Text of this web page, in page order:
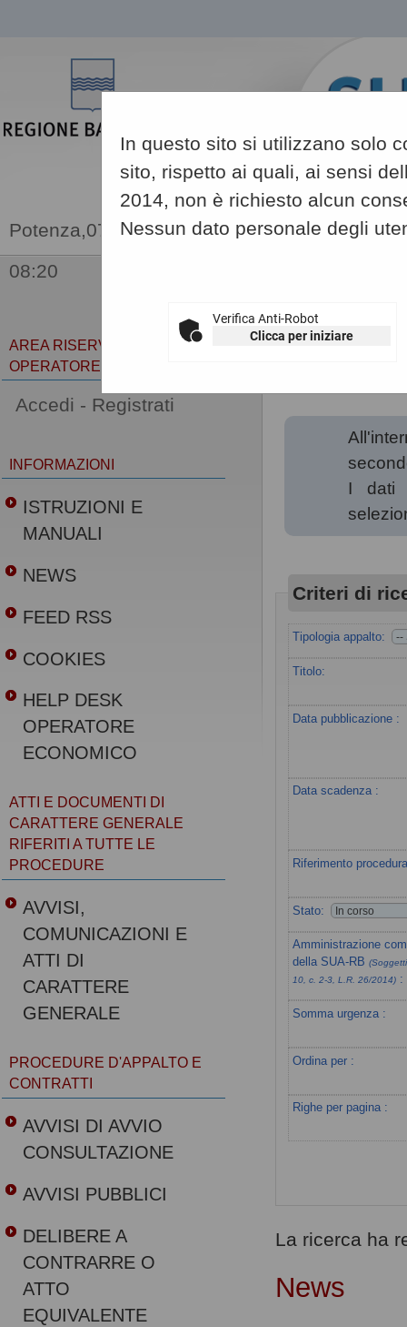
07/08/2026
08:20
Sei qui:
In questo sito si utilizzano solo
sito, rispetto ai quali, ai sensi
2014, non è richiesto alcun
Nessun dato personale degli
Verifica Anti-Robot
Clicca per iniziare
I dati
Criteri di
Tipologia appalto:
Titolo:
Data pubblicazione :
Data scadenza :
Riferimento
Stato:
Amministrazione
della SUA-RB
10, c. 2-3, L.R. 26/2014):
Somma urgenza :
Ordina per :
Righe per pagina :
La ricerca ha
News
AREA RISERVATA
OPERATORE ECONOMICO
Accedi - Registrati
INFORMAZIONI
ISTRUZIONI E
MANUALI
NEWS
FEED RSS
COOKIES
HELP DESK
OPERATORE
ECONOMICO
ATTI E DOCUMENTI DI
CARATTERE GENERALE
RIFERITI A TUTTE LE
PROCEDURE
AVVISI,
COMUNICAZIONI E
ATTI DI
CARATTERE
GENERALE
PROCEDURE D'APPALTO E
CONTRATTI
AVVISI DI AVVIO
CONSULTAZIONE
AVVISI PUBBLICI
DELIBERE A
CONTRARRE O
ATTO
EQUIVALENTE